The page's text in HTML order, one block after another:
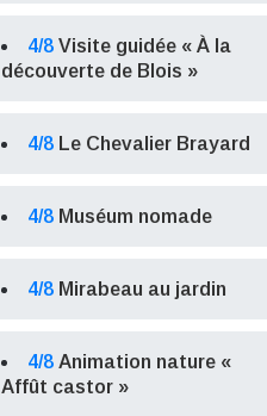
4/8 Visite guidée « À la
découverte de Blois »
4/8 Le Chevalier Brayard
4/8 Muséum nomade
4/8 Mirabeau au jardin
4/8 Animation nature «
Affût castor »